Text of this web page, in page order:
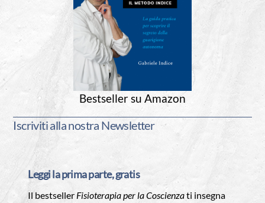
Bestseller su Amazon
Iscriviti alla nostra Newsletter
Leggi la prima parte, gratis
Il bestseller Fisioterapia per la Coscienzati insegna